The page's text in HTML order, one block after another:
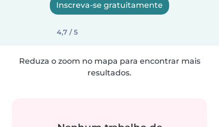
Inscreva-se gratuitamente
4,7 / 5
Reduza o zoom no mapa para encontrar mais
resultados.